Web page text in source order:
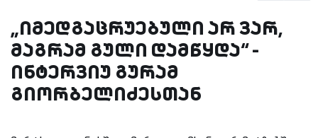
„იმედგაცრუებული არ ვარ,
მაგრამ გული დამწყდა“ -
ინტერვიუ გურამ
გიორბელიძესთან